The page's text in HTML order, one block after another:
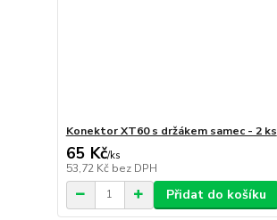
Konektor XT60 s držákem samec - 2 ks
65 Kč/ks
53,72 Kč bez DPH
Přidat do košíku